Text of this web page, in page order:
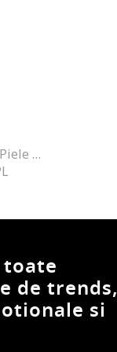
Cizme baieti 304293849, Piele naturala, Negru, Negru
de trends,
si